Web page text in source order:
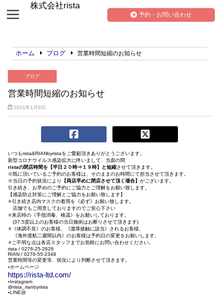
株式会社rista
予約・お問い合わせ
ホーム ブログ 営業時間短縮のお知らせ
ブログ
営業時間短縮のお知らせ
2021年1月9日
いつもrista&RIANbyristaをご愛顧頂きありがとうございます。
新型コロナウイルス感染拡大に伴いまして、当面の間
ristaの閉店時間を【平日２０時⇒１９時】と短縮させて頂きます。
※既に頂いているご予約のお客様は、そのままのお時間にて担当させて頂きます。
※当日の予約状況により
【両店早めに閉店させて頂く場合】 がございます。
引き続き、お早めのご予約にご協力とご理解をお願い致します。
【感染防止対策にご理解とご協力をお願い致します】
⚪︎引き続き店内マスクの着用を《必ず》お願い致します。
店舗でもご用意しておりますのでご安心下さい
⚪︎来店時の《手指消毒、検温》をお願いしております。
(37.5度以上のお客様の当日施術はお断りさせて頂きます)
⚪︎《体調不良》のお客様、《濃厚接触に該当》されるお客様、
《海外渡航二週間以内》のお客様は予約日の変更をお願いします。
⚪︎ご不明な点は各店スタッフまでお気軽にお問い合わせください。
rista / 0276-25-2626
RIAN / 0276-55-2348
営業時間等の変更等、状況により判断させて頂きます。
▪︎ホームページ
https://rista-ltd.com/
▪︎Instagram
@rista_rianbyrista
▪︎LINE@